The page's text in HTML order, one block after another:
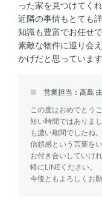
った家を見つけてく
近隣の事情もとても
知識も豊富でお任せ
素敵な物件に巡り会
かげだと思っていま
営業担当：高島
この度はおめでとうご
短い時間ではありま
も濃い期間でしたね。
信頼感という言葉を
お付き合いしていけ
軽にLINEください。
今後ともよろしくお願